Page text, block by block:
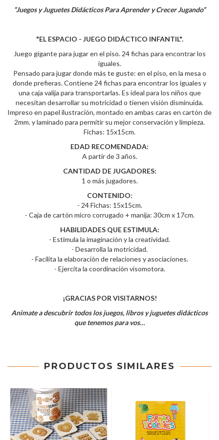
“Juegos y Juguetes Didácticos Para Aprender y Crecer Jugando”
"EL ESPACIO - JUEGO DIDÁCTICO INFANTIL".
Juego gigante para jugar en el piso. 24 fichas para encontrar los
iguales.
Pensado para jugar donde más te guste: en el piso, en la mesa o
donde prefieras. Contiene 24 fichas para encontrar los iguales y
una caja valija para transportarlas. Es ideal para los niños que
necesitan desarrollar su motricidad o tienen visión disminuida.
Impreso en papel ilustración, montado en ambas caras en cartón de
2mm. y laminado para permitir su mejor conservación y limpieza.
Fichas: 15x15cm.
EDAD RECOMENDADA:
A partir de 3 años.
CANTIDAD DE JUGADORES:
1 o más jugadores.
CONTENIDO:
- 24 Fichas: 15x15cm.
- Caja de cartón micro corrugado + manija: 30cm x 17cm.
HABILIDADES QUE ESTIMULA:
- Estimula la imaginación y la creatividad.
- Desarrolla la motricidad.
- Facilita la elaboración de relaciones y asociaciones.
- Ejercita la coordinación visomotora.
¡GRACIAS POR VISITARNOS!
Animate a descubrir todos los juegos, libros y juguetes didácticos
que tenemos para vos…
PRODUCTOS SIMILARES